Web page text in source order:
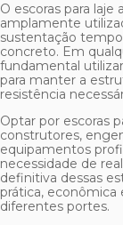
O escoras para laje
amplamente
sustentação
concreto. Em
fundamental
para manter a
resistência
Optar por escoras
construtores,
equipamentos
necessidade de
definitiva dessas
prática,
diferentes portes.